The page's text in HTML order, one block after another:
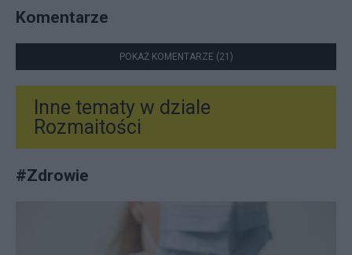
Komentarze
POKAŻ KOMENTARZE (21)
Inne tematy w dziale
Rozmaitości
#Zdrowie